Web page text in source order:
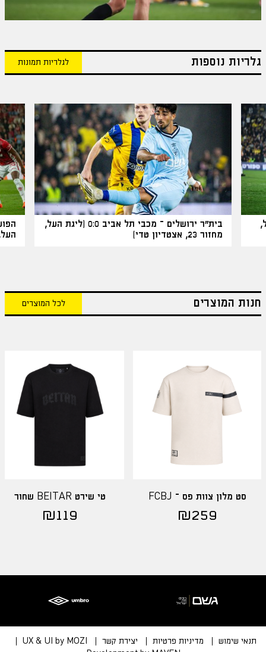
גלריות נוספות לגלריות תמונות
בית"ר ירושלים – מכבי תל אביב 0:0 (ליגת העל,
מחזור 23, אצטדיון טדי)
העל,
חנות המוצרים לכל המוצרים
סט מלון צוות פס – FCBJ
₪259
טי שירט BEITAR שחור
₪119
תנאי שימוש מדיניות פרטיות יצירת קשר
UX & UI by MOZI